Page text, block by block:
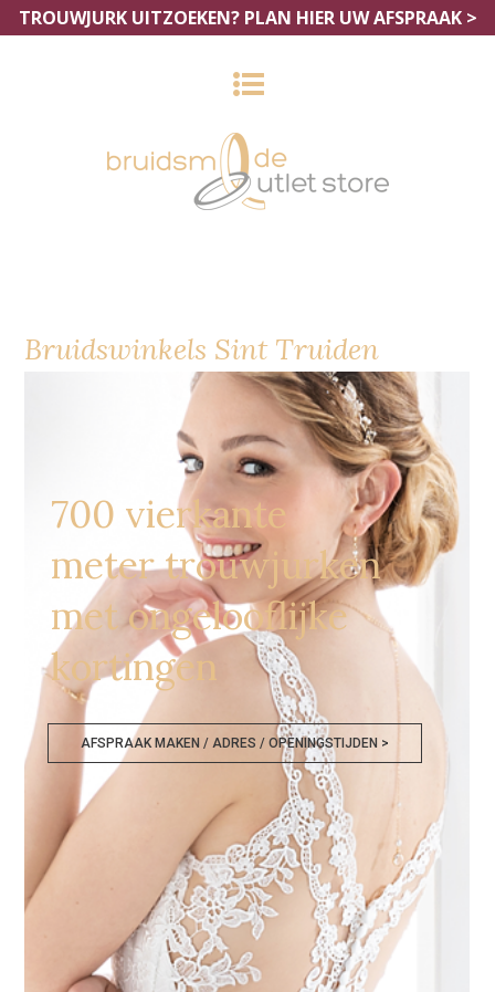
TROUWJURK UITZOEKEN? PLAN HIER UW AFSPRAAK >
Bruidswinkels Sint Truiden
700 vierkante
meter trouwjurken
met ongelooflijke
kortingen
AFSPRAAK MAKEN / ADRES / OPENINGSTIJDEN >
Bruidswinkels Sint Truiden